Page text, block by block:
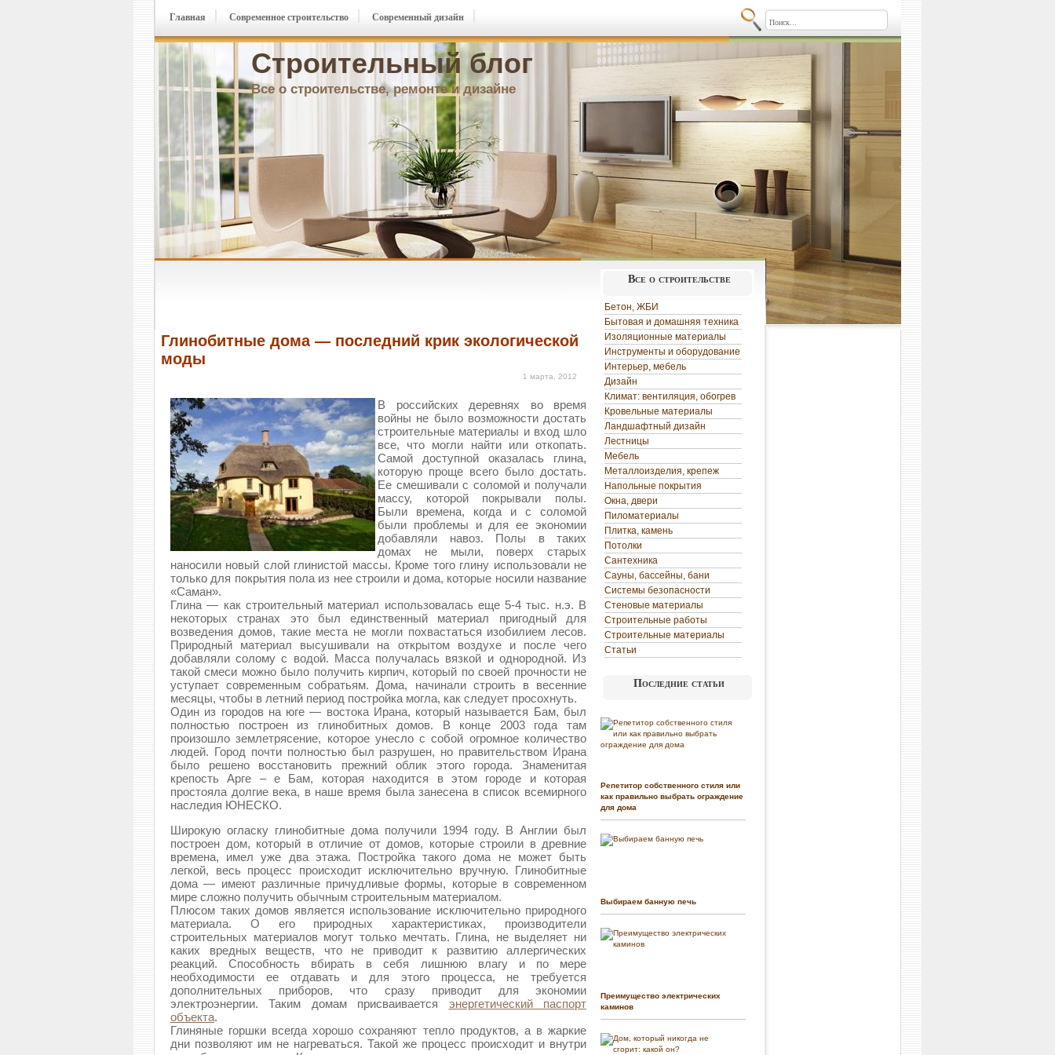
Строительный блог
Все о строительстве, ремонте и дизайне
Главная Современное строительство Современный дизайн
Глинобитные дома — последний крик экологической
моды
1 марта, 2012
В российских деревнях во время
войны не было возможности достать
строительные материалы и вход шло
все, что могли найти или откопать.
Самой доступной оказалась глина,
которую проще всего было достать.
Ее смешивали с соломой и получали
массу, которой покрывали полы.
Были времена, когда и с соломой
были проблемы и для ее экономии
добавляли навоз. Полы в таких
домах не мыли, поверх старых
наносили новый слой глинистой массы. Кроме того глину использовали не
только для покрытия пола из нее строили и дома, которые носили название
«Саман».
Глина — как строительный материал использовалась еще 5-4 тыс. н.э. В
некоторых странах это был единственный материал пригодный для
возведения домов, такие места не могли похвастаться изобилием лесов.
Природный материал высушивали на открытом воздухе и после чего
добавляли солому с водой. Масса получалась вязкой и однородной. Из
такой смеси можно было получить кирпич, который по своей прочности не
уступает современным собратьям. Дома, начинали строить в весенние
месяцы, чтобы в летний период постройка могла, как следует просохнуть.
Один из городов на юге — востока Ирана, который называется Бам, был
полностью построен из глинобитных домов. В конце 2003 года там
произошло землетрясение, которое унесло с собой огромное количество
людей. Город почти полностью был разрушен, но правительством Ирана
было решено восстановить прежний облик этого города. Знаменитая
крепость Арге – е Бам, которая находится в этом городе и которая
простояла долгие века, в наше время была занесена в список всемирного
наследия ЮНЕСКО.
Широкую огласку глинобитные дома получили 1994 году. В Англии был
построен дом, который в отличие от домов, которые строили в древние
времена, имел уже два этажа. Постройка такого дома не может быть
легкой, весь процесс происходит исключительно вручную. Глинобитные
дома — имеют различные причудливые формы, которые в современном
мире сложно получить обычным строительным материалом.
Плюсом таких домов является использование исключительно природного
материала. О его природных характеристиках, производители
строительных материалов могут только мечтать. Глина, не выделяет ни
каких вредных веществ, что не приводит к развитию аллергических
реакций. Способность вбирать в себя лишнюю влагу и по мере
необходимости ее отдавать и для этого процесса, не требуется
дополнительных приборов, что сразу приводит для экономии
электроэнергии. Таким домам присваивается энергетический паспорт
объекта.
Глиняные горшки всегда хорошо сохраняют тепло продуктов, а в жаркие
дни позволяют им не нагреваться. Такой же процесс происходит и внутри
Все о строительстве
Бетон, ЖБИ
Бытовая и домашняя техника
Изоляционные материалы
Инструменты и оборудование
Интерьер, мебель
Дизайн
Климат: вентиляция, обогрев
Кровельные материалы
Ландшафтный дизайн
Лестницы
Мебель
Металлоизделия, крепеж
Напольные покрытия
Окна, двери
Пиломатериалы
Плитка, камень
Потолки
Сантехника
Сауны, бассейны, бани
Системы безопасности
Стеновые материалы
Строительные работы
Строительные материалы
Статьи
Последние статьи
Репетитор собственного стиля или
как правильно выбрать ограждение
для дома
Выбираем банную печь
Преимущество электрических
каминов